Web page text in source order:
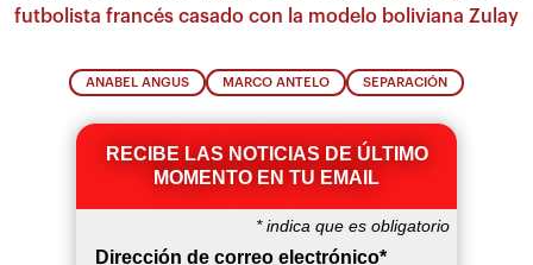
futbolista francés casado con la modelo boliviana Zulay
ANABEL ANGUS MARCO ANTELO SEPARACIÓN
RECIBE LAS NOTICIAS DE ÚLTIMO
MOMENTO EN TU EMAIL
*indica que es obligatorio
Dirección de correo electrónico*